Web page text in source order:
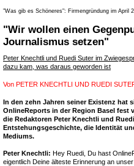
"Was gib es Schöneres": Firmengründung im April
"Wir wollen einen
Journalismus setzen"
Peter Knechtli und Ruedi Suter im
dazu kam, was daraus geworden ist
Von PETER KNECHTLI UND RUEDI
In den zehn Jahren seiner Existenz hat
OnlineReports in der Region Basel fest
die Redaktoren Peter Knechtli und
Entstehungsgeschichte, die Identität
Mediums.
Peter Knechtli: Hey Ruedi, Du hast
eigentlich Deine älteste Erinnerung an